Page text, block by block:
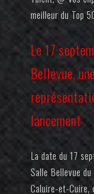
meilleur du Top
Le 17
Bellevue,
lancement
La date du 17
Salle Bellevue
Caluire-et-Cuire,